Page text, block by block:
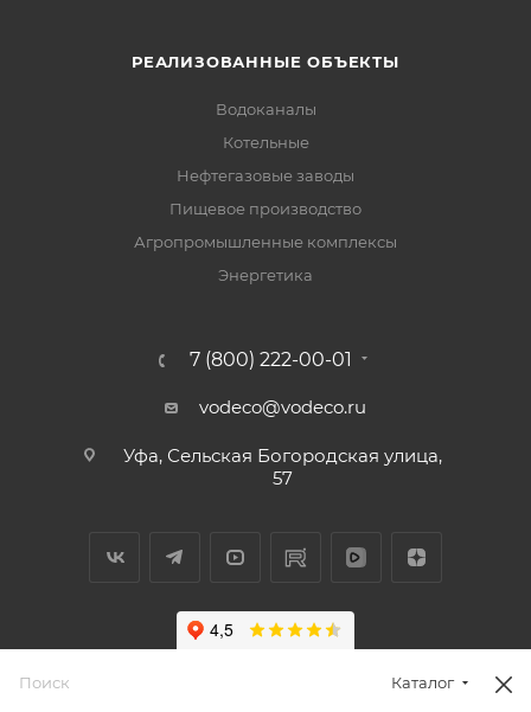
РЕАЛИЗОВАННЫЕ ОБЪЕКТЫ
Водоканалы
Котельные
Нефтегазовые заводы
Пищевое производство
Агропромышленные комплексы
Энергетика
7 (800) 222-00-01
vodeco@vodeco.ru
Уфа, Сельская Богородская улица,
57
Каталог